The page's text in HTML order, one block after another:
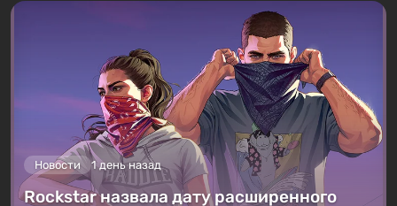
Новости 1 день назад
Rockstar назвала дату расширенного